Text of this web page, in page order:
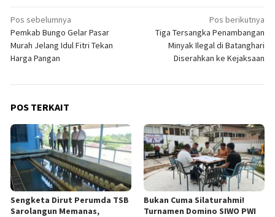
Navigasi
pos
Pos sebelumnya
Pemkab Bungo Gelar Pasar
Murah Jelang Idul Fitri Tekan
Harga Pangan
Pos berikutnya
Tiga Tersangka Penambangan
Minyak Ilegal di Batanghari
Diserahkan ke Kejaksaan
POS TERKAIT
Sengketa Dirut Perumda TSB
Sarolangun Memanas,
Bukan Cuma Silaturahmi!
Turnamen Domino SIWO PWI